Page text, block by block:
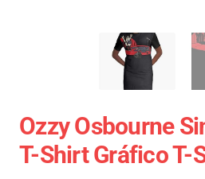
Ozzy Osbourne
T-Shirt Gráfico T-